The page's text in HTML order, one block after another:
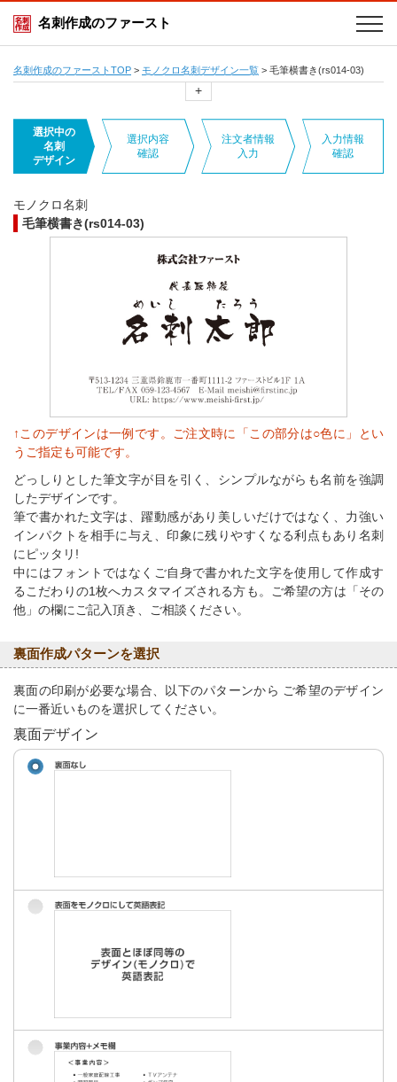
名刺作成のファースト
名刺作成のファーストTOP > モノクロ名刺デザイン一覧 > 毛筆横書き(rs014-03)
+
選択中の
名刺
デザイン
選択内容
確認
注文者情報
入力
入力情報
確認
モノクロ名刺
毛筆横書き(rs014-03)
↑このデザインは一例です。ご注文時に「この部分は○色に」とい
うご指定も可能です。
どっしりとした筆文字が目を引く、シンプルながらも名前を強調
したデザインです。
筆で書かれた文字は、躍動感があり美しいだけではなく、力強い
インパクトを相手に与え、印象に残りやすくなる利点もあり名刺
にピッタリ!
中にはフォントではなくご自身で書かれた文字を使用して作成す
るこだわりの1枚へカスタマイズされる方も。ご希望の方は「その
他」の欄にご記入頂き、ご相談ください。
裏面作成パターンを選択
裏面の印刷が必要な場合、以下のパターンから ご希望のデザイン
に一番近いものを選択してください。
裏面デザイン